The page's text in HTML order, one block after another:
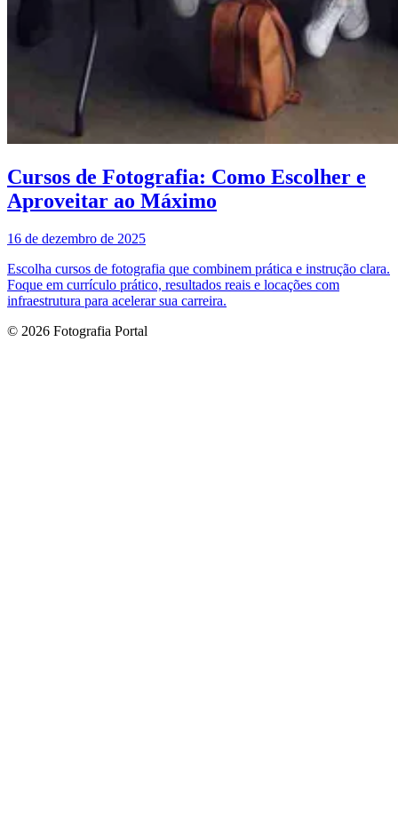
Cursos de Fotografia: Como Escolher e
Aproveitar ao Máximo
16 de dezembro de 2025
Escolha cursos de fotografia que combinem prática e instrução clara.
Foque em currículo prático, resultados reais e locações com
infraestrutura para acelerar sua carreira.
© 2026 Fotografia Portal